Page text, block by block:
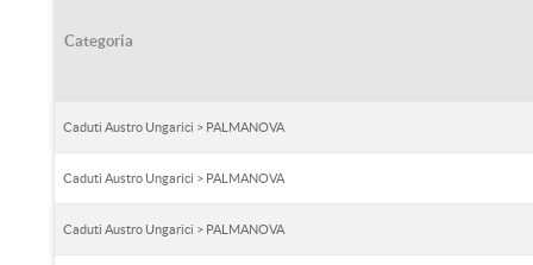
Categoria
Caduti Austro Ungarici > PALMANOVA
Caduti Austro Ungarici > PALMANOVA
Caduti Austro Ungarici > PALMANOVA